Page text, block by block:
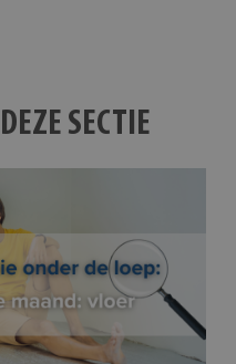
SECTIE